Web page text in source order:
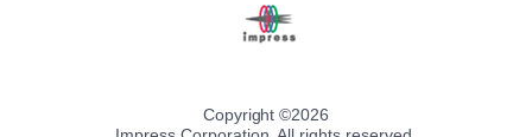
Copyright ©2026